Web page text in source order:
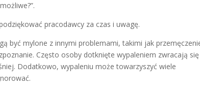
pracodawcy za czas i uwagę.
być mylone z innymi problemami, takimi jak
Często osoby dotknięte wypaleniem zwracają
Dodatkowo, wypaleniu może towarzyszyć wiele